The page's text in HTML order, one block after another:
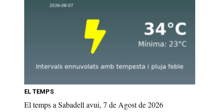
EL TEMPS
El temps a Sabadell avui, 7 de Agost de 2026